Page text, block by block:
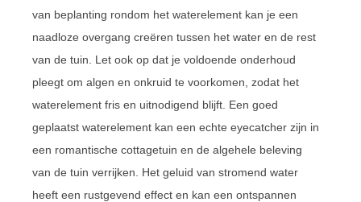
van beplanting rondom het waterelement kan je een
naadloze overgang creëren tussen het water en de rest
van de tuin. Let ook op dat je voldoende onderhoud
pleegt om algen en onkruid te voorkomen, zodat het
waterelement fris en uitnodigend blijft. Een goed
geplaatst waterelement kan een echte eyecatcher zijn in
een romantische cottagetuin en de algehele beleving
van de tuin verrijken. Het geluid van stromend water
heeft een rustgevend effect en kan een ontspannen